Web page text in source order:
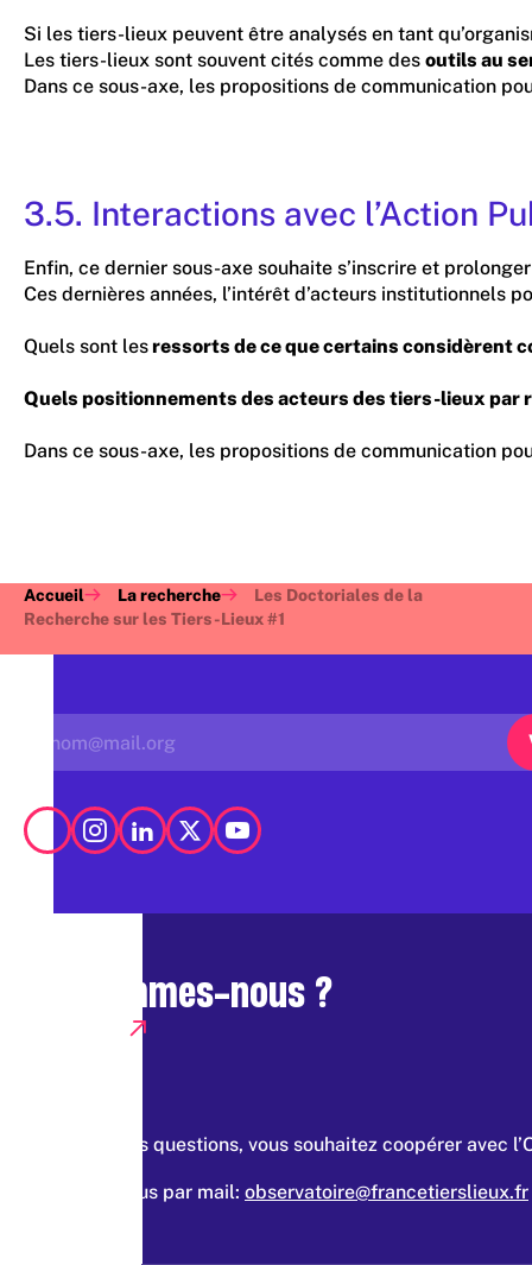
Si les tiers-lieux peuvent être analysés en tant
Les tiers-lieux sont souvent cités comme des outils au
Dans ce sous-axe, les propositions de communication
3.5. Interactions avec l’Action
Enfin, ce dernier sous-axe souhaite s’inscrire et
Ces dernières années, l’intérêt d’acteurs institutionnels
Quels sont lesressorts de ce que certains considèrent
Quels positionnements des acteurs des tiers-lieux par
Dans ce sous-axe, les propositions de communication
Accueil La recherche
Les Doctoriales de la
Recherche sur les Tiers-Lieux #1
Qui sommes-nous ?
Vous avez des questions, vous souhaitez coopérer avec
Contacter nous par mail: observatoire@francetierslieux.fr